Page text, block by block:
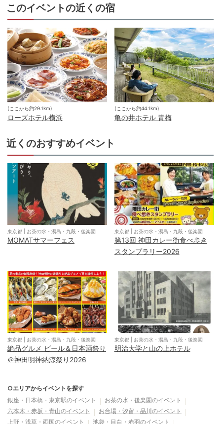
このイベントの近くの宿
(ここから約29.1km)
ローズホテル横浜
(ここから約44.1km)
亀の井ホテル 青梅
近くのおすすめイベント
東京都 お茶の水・湯島・九段・後楽園
MOMATサマーフェス
東京都| お茶の水・湯島・九段・後楽園
第13回 神田カレー街食べ歩き
スタンプラリー2026
東京都 お茶の水・湯島・九段・後楽園
絶品グルメ ビール＆日本酒祭り
＠神田明神納涼祭り2026
東京都| お茶の水・湯島・九段・後楽園
明治大学と山の上ホテル
○エリアからイベントを探す
銀座・日本橋・東京駅のイベント お茶の水・後楽園のイベント
六本木・赤坂・青山のイベント お台場・汐留・品川 のイベント
上野・浅草・両国のイベント 池袋・目白・赤羽のイベント